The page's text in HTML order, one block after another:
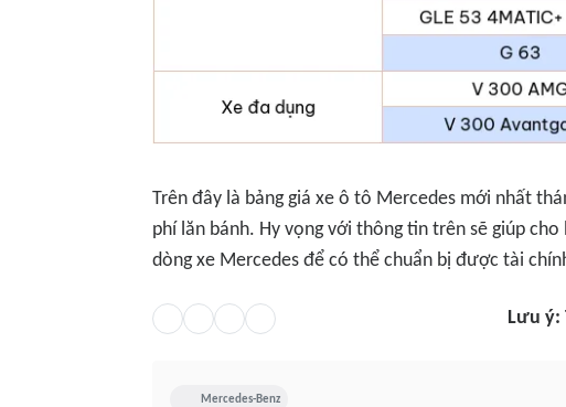
Trên đây là bảng giá xe ô tô Mercedes mới nhất
phí lăn bánh. Hy vọng với thông tin trên sẽ giúp
dòng xe Mercedes để có thể chuẩn bị được tài
Lưu ý:
Mercedes-Benz